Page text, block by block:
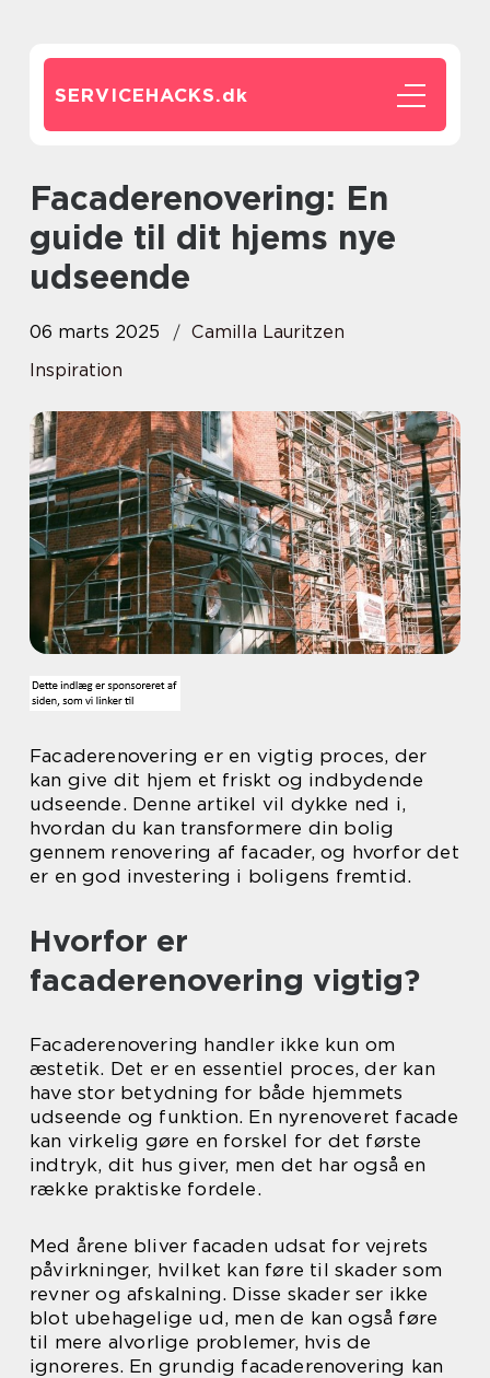
SERVICEHACKS.dk
Facaderenovering: En
guide til dit hjems nye
udseende
06 marts 2025
Camilla Lauritzen
Inspiration
Facaderenovering er en vigtig proces, der
kan give dit hjem et friskt og indbydende
udseende. Denne artikel vil dykke ned i,
hvordan du kan transformere din bolig
gennem renovering af facader, og hvorfor det
er en god investering i boligens fremtid.
Hvorfor er
facaderenovering vigtig?
Facaderenovering handler ikke kun om
æstetik. Det er en essentiel proces, der kan
have stor betydning for både hjemmets
udseende og funktion. En nyrenoveret facade
kan virkelig gøre en forskel for det første
indtryk, dit hus giver, men det har også en
række praktiske fordele.
Med årene bliver facaden udsat for vejrets
påvirkninger, hvilket kan føre til skader som
revner og afskalning. Disse skader ser ikke
blot ubehagelige ud, men de kan også føre
til mere alvorlige problemer, hvis de
ignoreres. En grundig facaderenovering kan